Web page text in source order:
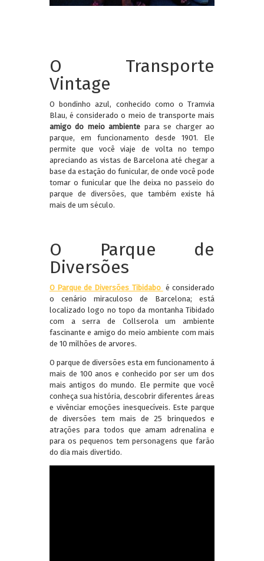
O Transporte
Vintage
O bondinho azul, conhecido como o Tramvia
Blau, é considerado o meio de transporte mais
amigo do meio ambiente para se charger ao
parque, em funcionamento desde 1901. Ele
permite que você viaje de volta no tempo
apreciando as vistas de Barcelona até chegar a
base da estação do funicular, de onde você pode
tomar o funicular que lhe deixa no passeio do
parque de diversões, que também existe há
mais de um século.
O Parque de
Diversões
O Parque de Diversões Tibidabo é considerado
o cenário miraculoso de Barcelona; está
localizado logo no topo da montanha Tibidado
com a serra de Collserola um ambiente
fascinante e amigo do meio ambiente com mais
de 10 milhões de arvores.
O parque de diversões esta em funcionamento á
mais de 100 anos e conhecido por ser um dos
mais antigos do mundo. Ele permite que você
conheça sua história, descobrir diferentes áreas
e vivênciar emoções inesquecíveis. Este parque
de diversões tem mais de 25 brinquedos e
atrações para todos que amam adrenalina e
para os pequenos tem personagens que farão
do dia mais divertido.